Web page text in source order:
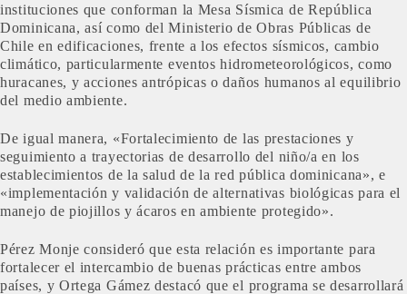
instituciones que conforman la Mesa Sísmica de República
Dominicana, así como del Ministerio de Obras Públicas de
Chile en edificaciones, frente a los efectos sísmicos, cambio
climático, particularmente eventos hidrometeorológicos, como
huracanes, y acciones antrópicas o daños humanos al equilibrio
del medio ambiente.
De igual manera, «Fortalecimiento de las prestaciones y
seguimiento a trayectorias de desarrollo del niño/a en los
establecimientos de la salud de la red pública dominicana», e
«implementación y validación de alternativas biológicas para el
manejo de piojillos y ácaros en ambiente protegido».
Pérez Monje consideró que esta relación es importante para
fortalecer el intercambio de buenas prácticas entre ambos
países, y Ortega Gámez destacó que el programa se desarrollará